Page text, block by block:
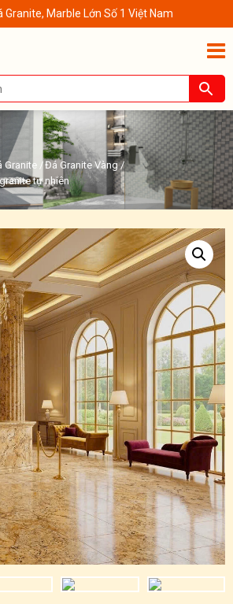
Granite, Marble Lớn Số 1 Việt Nam
Granite /Đá Granite Vàng/
tự nhiên